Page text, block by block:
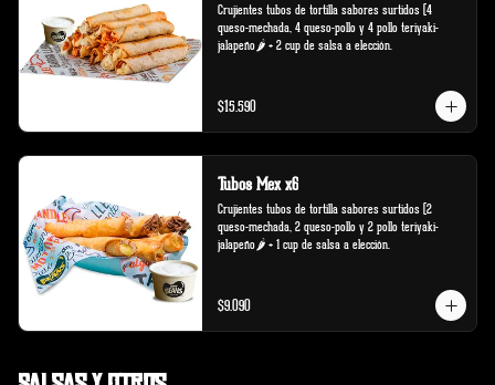
Crujientes tubos de tortilla sabores surtidos (4
queso-mechada, 4 queso-pollo y 4 pollo teriyaki-
jalapeño🌶️ + 2 cup de salsa a elección.
$15.590
Tubos Mex x6
Crujientes tubos de tortilla sabores surtidos (2
queso-mechada, 2 queso-pollo y 2 pollo teriyaki-
jalapeño🌶️ + 1 cup de salsa a elección.
$9.090